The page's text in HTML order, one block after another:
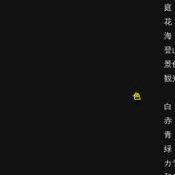
庭
花
海
登
景
観
色
白
赤
青
緑
カ